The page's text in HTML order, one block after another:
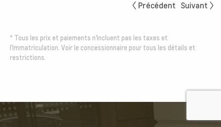
Précédent Suivant
* Tous les prix et paiements n'incluent pas les taxes et
l'immatriculation. Voir le concessionnaire pour tous les détails et
restrictions.